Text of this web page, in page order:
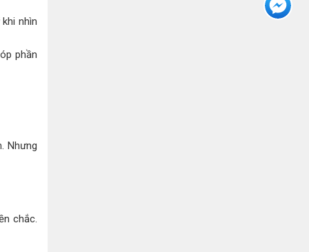
nhìn
phần
Nhưng
chắc.